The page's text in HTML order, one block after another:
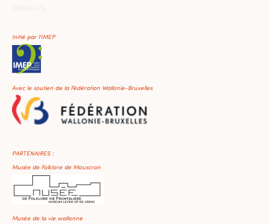
Initié par l'IMEP
Avec le soutien de la Fédération Wallonie-Bruxelles
PARTENAIRES :
Musée de Folklore de Mouscron
Musée de la vie wallonne